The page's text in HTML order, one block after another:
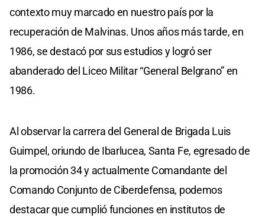
contexto muy marcado en nuestro país por la
recuperación de Malvinas. Unos años más tarde, en
1986, se destacó por sus estudios y logró ser
abanderado del Liceo Militar “General Belgrano” en
1986.
Al observar la carrera del General de Brigada Luis
Guimpel, oriundo de Ibarlucea, Santa Fe, egresado de
la promoción 34 y actualmente Comandante del
Comando Conjunto de Ciberdefensa, podemos
destacar que cumplió funciones en institutos de